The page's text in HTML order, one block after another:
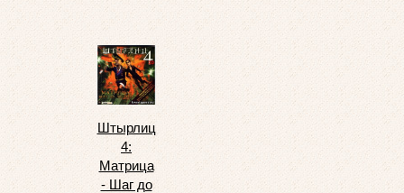
Штырлиц
4:
Матрица
- Шаг до